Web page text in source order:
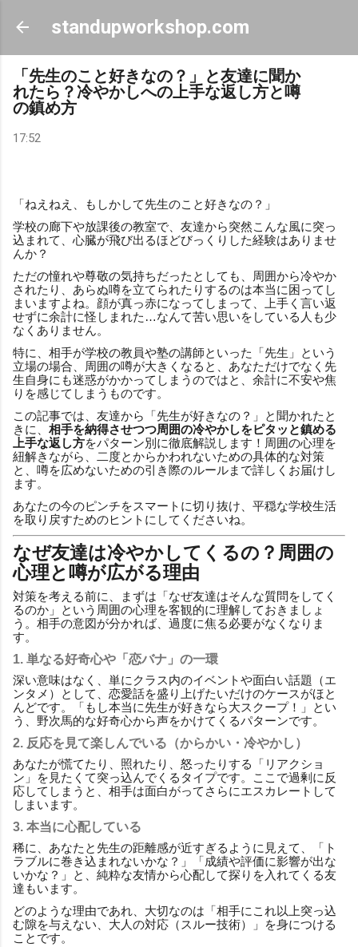
スキップしてメイン コンテンツに移動
standupworkshop.com
「先生のこと好きなの？」と友達に聞か
れたら？冷やかしへの上手な返し方と噂
の鎮め方
17:52
「ねえねえ、もしかして先生のこと好きなの？」
学校の廊下や放課後の教室で、友達から突然こんな風に突っ
込まれて、心臓が飛び出るほどびっくりした経験はありませ
んか？
ただの憧れや尊敬の気持ちだったとしても、周囲から冷やか
されたり、あらぬ噂を立てられたりするのは本当に困ってし
まいますよね。顔が真っ赤になってしまって、上手く言い返
せずに余計に怪しまれた…なんて苦い思いをしている人も少
なくありません。
特に、相手が学校の教員や塾の講師といった「先生」という
立場の場合、周囲の噂が大きくなると、あなただけでなく先
生自身にも迷惑がかかってしまうのではと、余計に不安や焦
りを感じてしまうものです。
この記事では、友達から「先生が好きなの？」と聞かれたと
きに、 相手を納得させつつ周囲の冷やかしをピタッと鎮める
上手な返し方をパターン別に徹底解説します！周囲の心理を
紐解きながら、二度とからかわれないための具体的な対策
と、噂を広めないための引き際のルールまで詳しくお届けし
ます。
あなたの今のピンチをスマートに切り抜け、平穏な学校生活
を取り戻すためのヒントにしてくださいね。
なぜ友達は冷やかしてくるの？周囲の
心理と噂が広がる理由
対策を考える前に、まずは「なぜ友達はそんな質問をしてく
るのか」という周囲の心理を客観的に理解しておきましょ
う。相手の意図が分かれば、過度に焦る必要がなくなりま
す。
1. 単なる好奇心や「恋バナ」の一環
深い意味はなく、単にクラス内のイベントや面白い話題（エ
ンタメ）として、恋愛話を盛り上げたいだけのケースがほと
んどです。「もし本当に先生が好きなら大スクープ！」とい
う、野次馬的な好奇心から声をかけてくるパターンです。
2. 反応を見て楽しんでいる（からかい・冷やかし）
あなたが慌てたり、照れたり、怒ったりする「リアクショ
ン」を見たくて突っ込んでくるタイプです。ここで過剰に反
応してしまうと、相手は面白がってさらにエスカレートして
しまいます。
3. 本当に心配している
稀に、あなたと先生の距離感が近すぎるように見えて、「ト
ラブルに巻き込まれないかな？」「成績や評価に影響が出な
いかな？」と、純粋な友情から心配して探りを入れてくる友
達もいます。
どのような理由であれ、大切なのは「相手にこれ以上突っ込
む隙を与えない、大人の対応（スルー技術）」を身につける
ことです。